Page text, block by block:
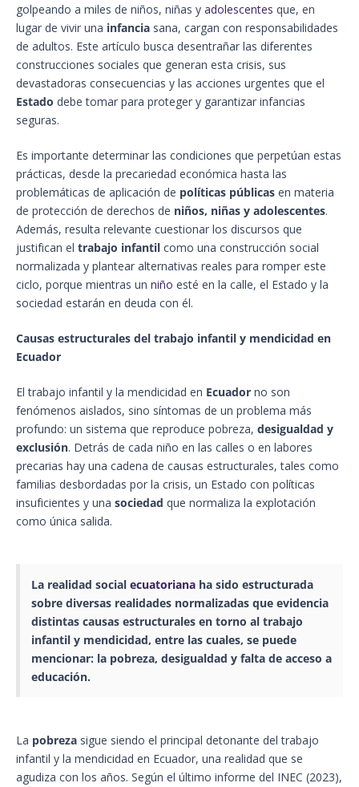
golpeando a miles de niños, niñas y adolescentes que, en
lugar de vivir una infancia sana, cargan con responsabilidades
de adultos. Este artículo busca desentrañar las diferentes
construcciones sociales que generan esta crisis, sus
devastadoras consecuencias y las acciones urgentes que el
Estado debe tomar para proteger y garantizar infancias
seguras.
Es importante determinar las condiciones que perpetúan estas
prácticas, desde la precariedad económica hasta las
problemáticas de aplicación de políticas públicas en materia
de protección de derechos de niños, niñas y adolescentes.
Además, resulta relevante cuestionar los discursos que
justifican el trabajo infantil como una construcción social
normalizada y plantear alternativas reales para romper este
ciclo, porque mientras un niño esté en la calle, el Estado y la
sociedad estarán en deuda con él.
Causas estructurales del trabajo infantil y mendicidad en
Ecuador
El trabajo infantil y la mendicidad en Ecuador no son
fenómenos aislados, sino síntomas de un problema más
profundo: un sistema que reproduce pobreza, desigualdad y
exclusión. Detrás de cada niño en las calles o en labores
precarias hay una cadena de causas estructurales, tales como
familias desbordadas por la crisis, un Estado con políticas
insuficientes y una sociedad que normaliza la explotación
como única salida.
La realidad social ecuatoriana ha sido estructurada
sobre diversas realidades normalizadas que evidencia
distintas causas estructurales en torno al trabajo
infantil y mendicidad, entre las cuales, se puede
mencionar: la pobreza, desigualdad y falta de acceso a
educación.
La pobreza sigue siendo el principal detonante del trabajo
infantil y la mendicidad en Ecuador, una realidad que se
agudiza con los años. Según el último informe del INEC (2023),